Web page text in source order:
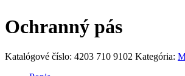
Ochranný pás
Katalógové číslo: 4203 710 9102 Kategória: